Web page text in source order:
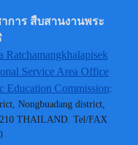
การ สืบสานงานพระ
Ratchamangkhalapisek
Service Area Office
Education Commission:
Nongbuadang district,
THAILAND. Tel/FAX